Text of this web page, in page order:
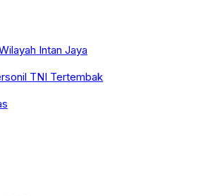
Intan Jaya
TNI Tertembak